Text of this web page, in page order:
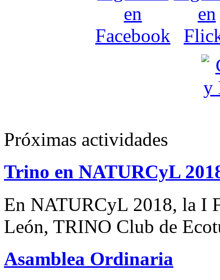
Próximas actividades
Trino en NATURCyL
En NATURCyL 2018, la I
León, TRINO Club de
Asamblea Ordinaria